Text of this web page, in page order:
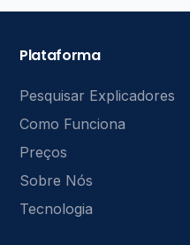
Plataforma
Pesquisar Explicadores
Como Funciona
Preços
Sobre Nós
Tecnologia